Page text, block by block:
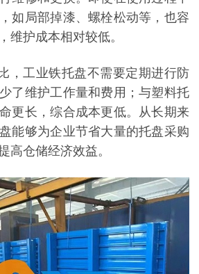
如局部掉漆、螺栓松动等，也容
维护成本相对较低。
，工业铁托盘不需要定期进行防
了维护工作量和费用；与塑料托
更长，综合成本更低。从长期来
能够为企业节省大量的托盘采购
高仓储经济效益。